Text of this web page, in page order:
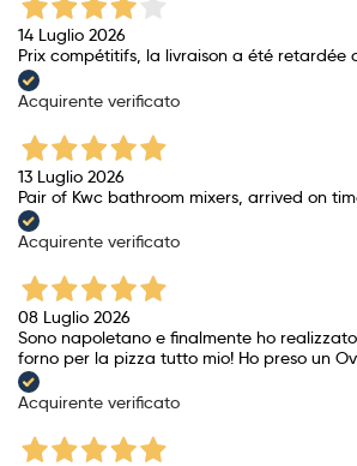
14 Luglio 2026
Prix ​​compétitifs, la livraison a été retardée
Acquirente verificato
13 Luglio 2026
Pair of Kwc bathroom mixers, arrived on
Acquirente verificato
08 Luglio 2026
Sono napoletano e finalmente ho
forno per la pizza tutto mio! Ho preso un
Acquirente verificato